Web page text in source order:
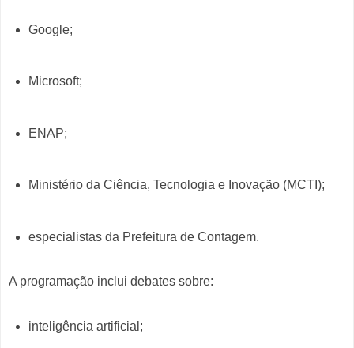
Google;
Microsoft;
ENAP;
Ministério da Ciência, Tecnologia e Inovação (MCTI);
especialistas da Prefeitura de Contagem.
A programação inclui debates sobre:
inteligência artificial;